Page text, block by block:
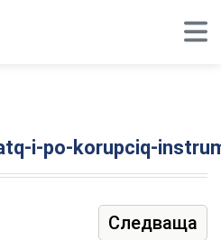
i-po-korupciq-
Следваща